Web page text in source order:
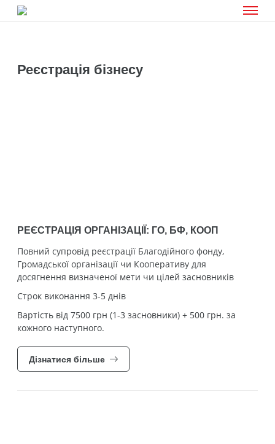
Реєстрація бізнесу
РЕЄСТРАЦІЯ ОРГАНІЗАЦІЇ: ГО, БФ, КООП
Повний супровід реєстрації Благодійного фонду,
Громадської організації чи Кооперативу для
досягнення визначеної мети чи цілей засновників
Строк виконання 3-5 днів
Вартість від 7500 грн (1-3 засновники) + 500 грн. за
кожного наступного.
Дізнатися більше